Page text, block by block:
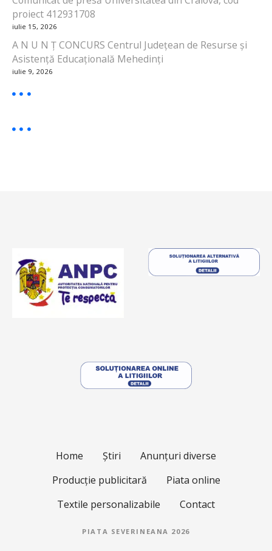
proiect 412931708
iulie 15, 2026
A N U N Ț CONCURS Centrul Județean de Resurse și
Asistență Educațională Mehedinți
iulie 9, 2026
Home Știri
Anunțuri diverse
Producție publicitară
Piata online
Textile personalizabile
Contact
PIATA SEVERINEANA 2026